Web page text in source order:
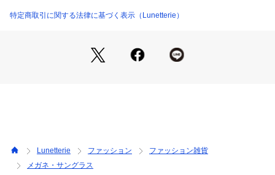
整やアフターケアをお受けいたしております。また、度付きレ
特定商取引に関する法律に基づく表示（Lunetterie）
Lunetterie ファッション
ファッション雑貨
メガネ・サングラス